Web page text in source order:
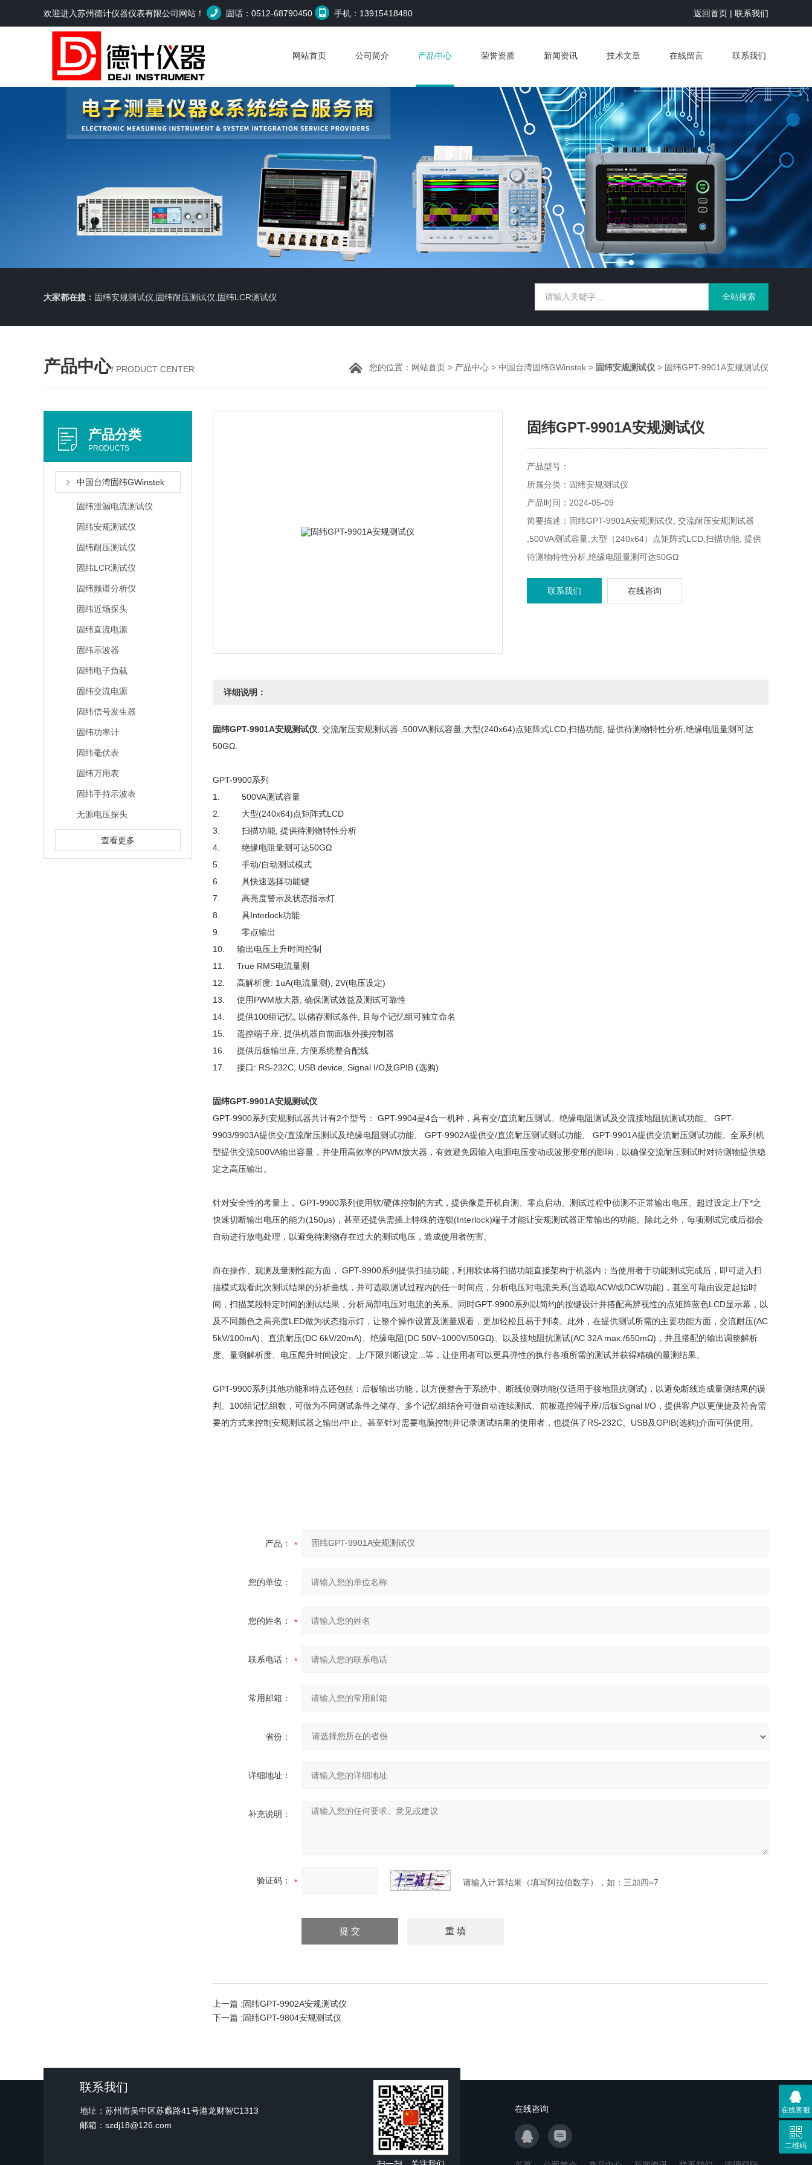
欢迎进入苏州德计仪器仪表有限公司网站！ 固话：0512-68790450 手机：13915418480 返回首页 | 联系我们
网站首页 公司简介 产品中心 荣誉资质 新闻资讯 技术文章 在线留言 联系我们
大家都在搜： 固纬安规测试仪,固纬耐压测试仪,固纬LCR测试仪
产品中心/ PRODUCT CENTER 您的位置： 网站首页 > 产品中心 > 中国台湾固纬GWinstek > 固纬安规测试仪 > 固纬GPT-9901A安规测试仪
产品分类
PRODUCTS
中国台湾固纬GWinstek
固纬泄漏电流测试仪
固纬安规测试仪
固纬耐压测试仪
固纬LCR测试仪
固纬频谱分析仪
固纬近场探头
固纬直流电源
固纬示波器
固纬电子负载
固纬交流电源
固纬信号发生器
固纬功率计
固纬毫伏表
固纬万用表
固纬手持示波表
无源电压探头
查看更多
固纬GPT-9901A安规测试仪
产品型号：
所属分类：固纬安规测试仪
产品时间：2024-05-09
简要描述：固纬GPT-9901A安规测试仪, 交流耐压安规测试器
,500VA测试容量,大型（240x64）点矩阵式LCD,扫描功能, 提供
待测物特性分析,绝缘电阻量测可达50GΩ
联系我们 在线咨询
详细说明：
固纬GPT-9901A安规测试仪 , 交流耐压安规测试器 ,500VA测试容量,大型(240x64)点矩阵式LCD,扫描功能, 提供待测物特性分析,绝缘电阻量测可达
50GΩ.
GPT-9900系列
1. 500VA测试容量
2. 大型(240x64)点矩阵式LCD
3. 扫描功能, 提供待测物特性分析
4. 绝缘电阻量测可达50GΩ
5. 手动/自动测试模式
6. 具快速选择功能键
7. 高亮度警示及状态指示灯
8. 具Interlock功能
9. 零点输出
10. 输出电压上升时间控制
11. True RMS电流量测
12. 高解析度: 1uA(电流量测), 2V(电压设定)
13. 使用PWM放大器, 确保测试效益及测试可靠性
14. 提供100组记忆, 以储存测试条件, 且每个记忆组可独立命名
15. 遥控端子座, 提供机器自前面板外接控制器
16. 提供后板输出座, 方便系统整合配线
17. 接口: RS-232C, USB device, Signal I/O及GPIB (选购)
固纬GPT-9901A安规测试仪
GPT-9900系列安规测试器共计有2个型号： GPT-9904是4合一机种，具有交/直流耐压测试、绝缘电阻测试及交流接地阻抗测试功能、 GPT-
9903/9903A提供交/直流耐压测试及绝缘电阻测试功能、 GPT-9902A提供交/直流耐压测试测试功能、 GPT-9901A提供交流耐压测试功能。全系列机
型提供交流500VA输出容量，并使用高效率的PWM放大器，有效避免因输入电源电压变动或波形变形的影响，以确保交流耐压测试时对待测物提供稳
定之高压输出。
针对安全性的考量上， GPT-9900系列使用软/硬体控制的方式，提供像是开机自测、零点启动、测试过程中侦测不正常输出电压、超过设定上/下*之
快速切断输出电压的能力(150μs)，甚至还提供需插上特殊的连锁(Interlock)端子才能让安规测试器正常输出的功能。除此之外，每项测试完成后都会
自动进行放电处理，以避免待测物存在过大的测试电压，造成使用者伤害。
而在操作、观测及量测性能方面， GPT-9900系列提供扫描功能，利用软体将扫描功能直接架构于机器内；当使用者于功能测试完成后，即可进入扫
描模式观看此次测试结果的分析曲线，并可选取测试过程内的任一时间点，分析电压对电流关系(当选取ACW或DCW功能)，甚至可藉由设定起始时
间，扫描某段特定时间的测试结果，分析局部电压对电流的关系。同时GPT-9900系列以简约的按键设计并搭配高辨视性的点矩阵蓝色LCD显示幕，以
及不同颜色之高亮度LED做为状态指示灯，让整个操作设置及测量观看，更加轻松且易于判读。此外，在提供测试所需的主要功能方面，交流耐压(AC
5kV/100mA)、直流耐压(DC 6kV/20mA)、绝缘电阻(DC 50V~1000V/50GΩ)、以及接地阻抗测试(AC 32A max./650mΩ)，并且搭配的输出调整解析
度、量测解析度、电压爬升时间设定、上/下限判断设定...等，让使用者可以更具弹性的执行各项所需的测试并获得精确的量测结果。
GPT-9900系列其他功能和特点还包括：后板输出功能，以方便整合于系统中、断线侦测功能(仅适用于接地阻抗测试)，以避免断线造成量测结果的误
判、100组记忆组数，可做为不同测试条件之储存、多个记忆组结合可做自动连续测试、前板遥控端子座/后板Signal I/O，提供客户以更便捷及符合需
要的方式来控制安规测试器之输出/中止。甚至针对需要电脑控制并记录测试结果的使用者，也提供了RS-232C、USB及GPIB(选购)介面可供使用。
产品：
您的单位：
您的姓名：
联系电话：
常用邮箱：
省份：
详细地址：
补充说明：
验证码： 请输入计算结果（填写阿拉伯数字），如：三加四=7
上一篇 :固纬GPT-9902A安规测试仪
下一篇 :固纬GPT-9804安规测试仪
联系我们
地址：苏州市吴中区苏蠡路41号港龙财智C1313
邮箱：szdj18@126.com
在线咨询 在线客服
二维码